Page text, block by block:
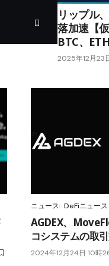
リップル
落加速【
BTC、
2025年12月23
ニュース DeFiニュース
AGDEX、
コシステムの取
2024年12月24日 10時